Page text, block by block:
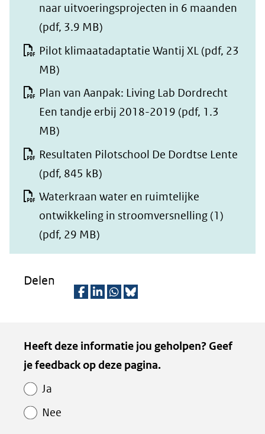
naar uitvoeringsprojecten in 6 maanden
(pdf, 3.9 MB)
Pilot klimaatadaptatie Wantij XL (pdf, 23
MB)
Plan van Aanpak: Living Lab Dordrecht
Een tandje erbij 2018-2019 (pdf, 1.3
MB)
Resultaten Pilotschool De Dordtse Lente
(pdf, 845 kB)
Waterkraan water en ruimtelijke
ontwikkeling in stroomversnelling (1)
(pdf, 29 MB)
Delen
l
e
l
e
l
e
z
e
Kopie
van
Paginawaardering
Heeft deze informatie jou geholpen? Geef
je feedback op deze pagina.
Ja
Nee